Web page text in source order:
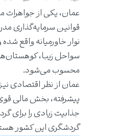
عمان، یکی از جواهرات
قوانین سرمایه‌گذاری
سواحل زیبا،
محسوب می‌شود.
عمان از نظر اقتصادی
پیشرفته، بخش مالی
جذابیت زیادی را برای
گردشگری این کشور